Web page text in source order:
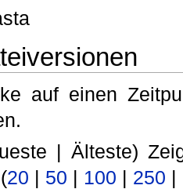
auf einen
| Älteste)
20 | 50 | 100 | 250 |